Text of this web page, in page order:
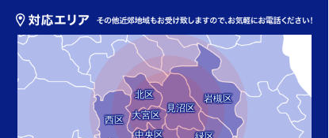
西区
北区
大宮区
中央区
見沼区
岩槻区